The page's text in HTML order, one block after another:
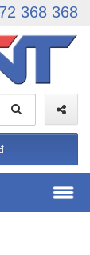
368 368